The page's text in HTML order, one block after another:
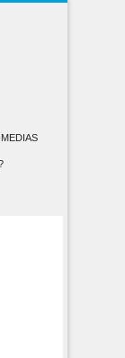
MEDIAS